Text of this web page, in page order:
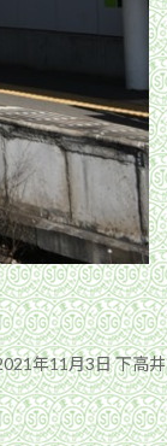
年11月3日 下高井